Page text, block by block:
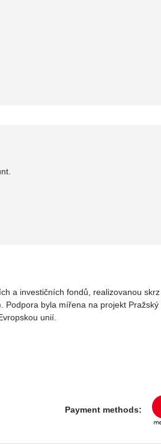
a investičních fondů, realizovanou
byla mířena na projekt
unií.
Payment methods: